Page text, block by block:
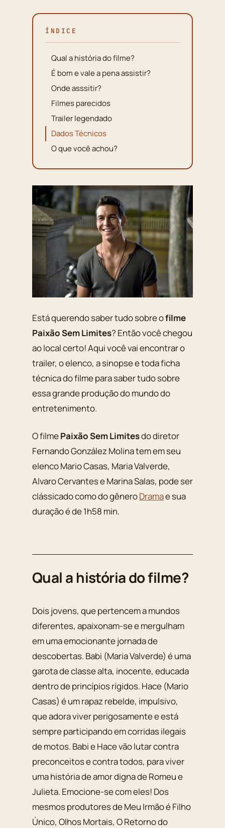
ÍNDICE
Qual a história do filme?
É bom e vale a pena assistir?
Onde asssitir?
Filmes parecidos
Trailer legendado
Dados Técnicos
O que você achou?
Está querendo saber tudo sobre ofilme
Paixão Sem Limites? Então você chegou
ao local certo! Aqui você vai encontrar o
trailer, o elenco, a sinopse e toda ficha
técnica do filme para saber tudo sobre
essa grande produção do mundo do
entretenimento.
O filmePaixão Sem Limitesdo diretor
Fernando González Molina tem em seu
elenco Mario Casas, Maria Valverde,
Alvaro Cervantes e Marina Salas, pode ser
clássicado como do gêneroDramae sua
duração é de 1h58 min.
Qual a história do filme?
Dois jovens, que pertencem a mundos
diferentes, apaixonam-se e mergulham
em uma emocionante jornada de
descobertas. Babi (Maria Valverde) é uma
garota de classe alta, inocente, educada
dentro de princípios rígidos. Hace (Mario
Casas) é um rapaz rebelde, impulsivo,
que adora viver perigosamente e está
sempre participando em corridas ilegais
de motos. Babi e Hace vão lutar contra
preconceitos e contra todos, para viver
uma história de amor digna de Romeu e
Julieta. Emocione-se com eles! Dos
mesmos produtores de Meu Irmão é Filho
Único, Olhos Mortais, O Retorno do